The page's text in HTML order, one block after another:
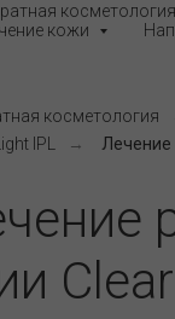
кожи
косметология
IPL
→ Лечение